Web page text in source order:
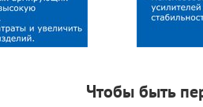
Чтобы быть